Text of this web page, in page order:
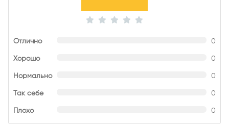
Отлично 0
Хорошо 0
Нормально 0
Так себе 0
Плохо 0